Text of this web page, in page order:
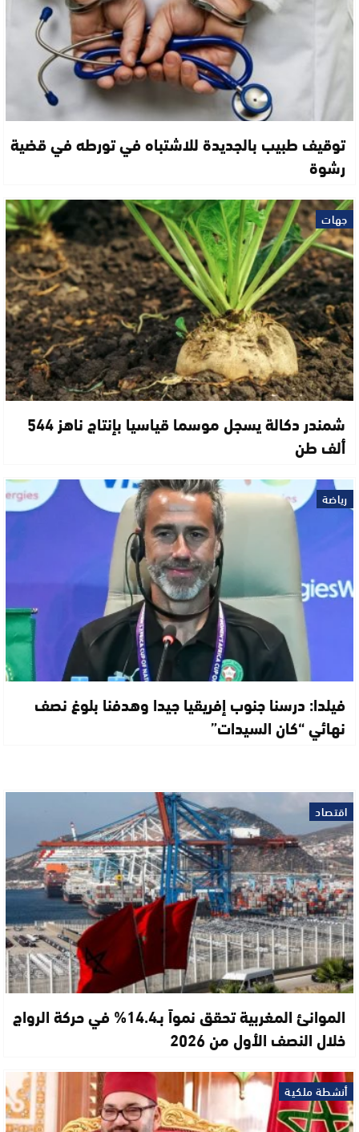
توقيف طبيب بالجديدة للاشتباه في تورطه في قضية
رشوة
جهات
شمندر دكالة يسجل موسما قياسيا بإنتاج ناهز 544
ألف طن
رياضة
فيلدا: درسنا جنوب إفريقيا جيدا وهدفنا بلوغ نصف
نهائي “كان السيدات”
اقتصاد
الموانئ المغربية تحقق نمواً بـ14.4% في حركة الرواج
خلال النصف الأول من 2026
أنشطة ملكية